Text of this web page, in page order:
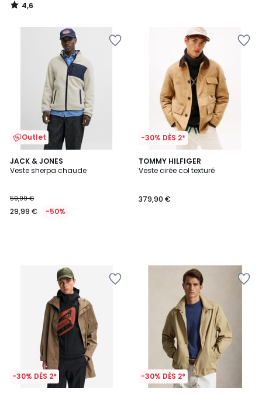
4,6
/
Outlet
JACK & JONES
Veste sherpa chaude
59,99 €
29,99 € -50%
-30% DÈS 2*
TOMMY HILFIGER
Veste cirée col texturé
379,90 €
-30% DÈS 2* -30% DÈS 2*